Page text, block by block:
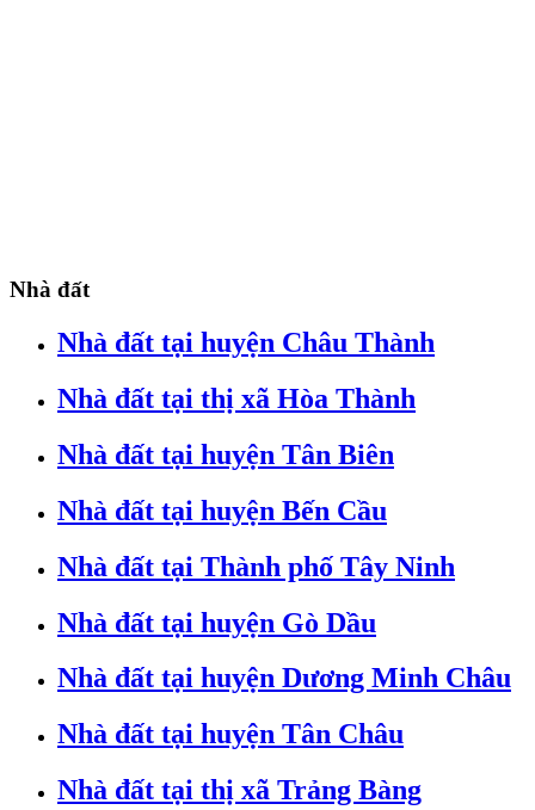
Nhà đất
Nhà đất tại huyện Châu Thành
Nhà đất tại thị xã Hòa Thành
Nhà đất tại huyện Tân Biên
Nhà đất tại huyện Bến Cầu
Nhà đất tại Thành phố Tây Ninh
Nhà đất tại huyện Gò Dầu
Nhà đất tại huyện Dương Minh Châu
Nhà đất tại huyện Tân Châu
Nhà đất tại thị xã Trảng Bàng